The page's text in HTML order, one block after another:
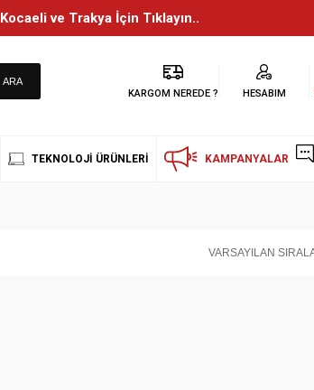
Kocaeli ve Trakya İçin Tıklayın..
KARGOM NEREDE ? HESABIM
TEKNOLOJI ÜRÜNLERI KAMPANYALAR